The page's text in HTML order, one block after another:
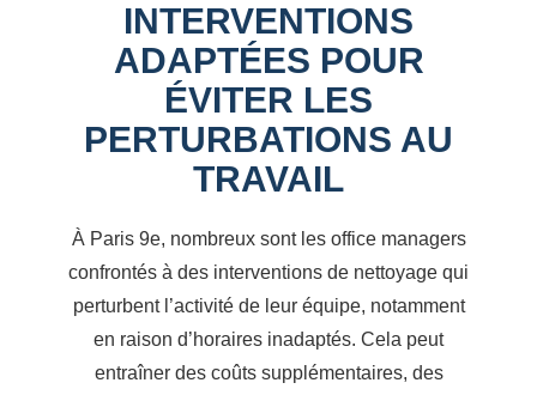
INTERVENTIONS
ADAPTÉES POUR
ÉVITER LES
PERTURBATIONS AU
TRAVAIL
À Paris 9e, nombreux sont les office managers
confrontés à des interventions de nettoyage qui
perturbent l’activité de leur équipe, notamment
en raison d’horaires inadaptés. Cela peut
entraîner des coûts supplémentaires, des